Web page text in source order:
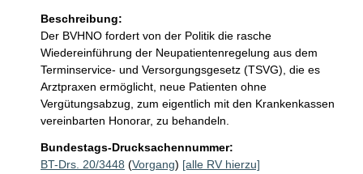
Beschreibung:
Der BVHNO fordert von der Politik die rasche
Wiedereinführung der Neupatientenregelung aus dem
Terminservice- und Versorgungsgesetz (TSVG), die es
Arztpraxen ermöglicht, neue Patienten ohne
Vergütungsabzug, zum eigentlich mit den Krankenkassen
vereinbarten Honorar, zu behandeln.
Bundestags-Drucksachennummer:
BT-Drs. 20/3448 (Vorgang) [alle RV hierzu]